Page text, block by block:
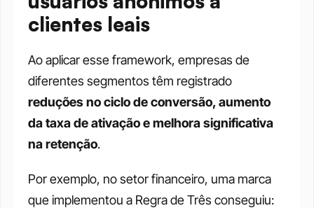
clientes leais
Ao aplicar esse framework, empresas de
reduções no ciclo de conversão, aumento
da taxa de ativação e melhora significativa
na retenção.
Por exemplo, no setor financeiro, uma marca
que implementou a Regra de Três conseguiu: